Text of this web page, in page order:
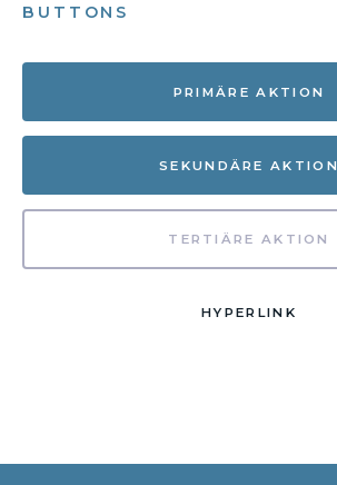
BUTTONS
PRIMÄRE AKTION
SEKUNDÄRE AKTION
TERTIÄRE AKTION
HYPERLINK